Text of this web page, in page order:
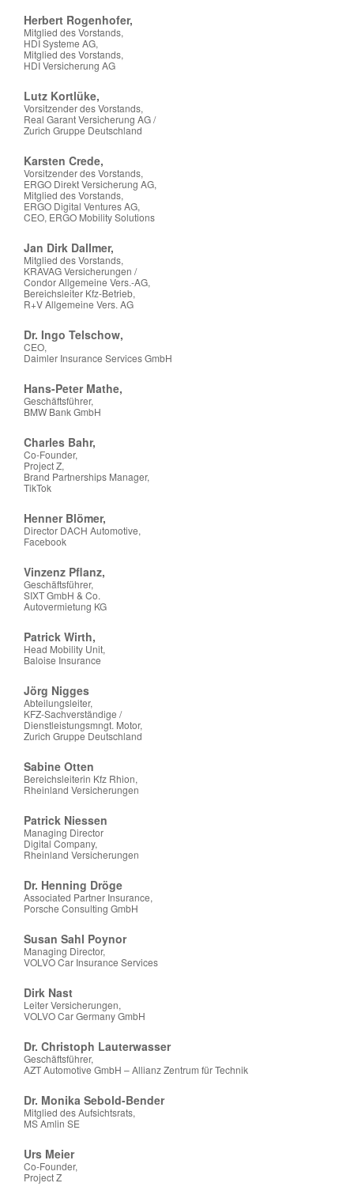
Herbert Rogenhofer,
Mitglied des Vorstands,
HDI Systeme AG,
Mitglied des Vorstands,
HDI Versicherung AG
Lutz Kortlüke,
Vorsitzender des Vorstands,
Real Garant Versicherung AG /
Zurich Gruppe Deutschland
Karsten Crede,
Vorsitzender des Vorstands,
ERGO Direkt Versicherung AG,
Mitglied des Vorstands,
ERGO Digital Ventures AG,
CEO, ERGO Mobility Solutions
Jan Dirk Dallmer,
Mitglied des Vorstands,
KRAVAG Versicherungen /
Condor Allgemeine Vers.-AG,
Bereichsleiter Kfz-Betrieb,
R+V Allgemeine Vers. AG
Dr. Ingo Telschow,
CEO,
Daimler Insurance Services GmbH
Hans-Peter Mathe,
Geschäftsführer,
BMW Bank GmbH
Charles Bahr,
Co-Founder,
Project Z,
Brand Partnerships Manager,
TikTok
Henner Blömer,
Director DACH Automotive,
Facebook
Vinzenz Pflanz,
Geschäftsführer,
SIXT GmbH & Co.
Autovermietung KG
Patrick Wirth,
Head Mobility Unit,
Baloise Insurance
Jörg Nigges
Abteilungsleiter,
KFZ-Sachverständige /
Dienstleistungsmngt. Motor,
Zurich Gruppe Deutschland
Sabine Otten
Bereichsleiterin Kfz Rhion,
Rheinland Versicherungen
Patrick Niessen
Managing Director
Digital Company,
Rheinland Versicherungen
Dr. Henning Dröge
Associated Partner Insurance,
Porsche Consulting GmbH
Susan Sahl Poynor
Managing Director,
VOLVO Car Insurance Services
Dirk Nast
Leiter Versicherungen,
VOLVO Car Germany GmbH
Dr. Christoph Lauterwasser
Geschäftsführer,
AZT Automotive GmbH – Allianz Zentrum für Technik
Dr. Monika Sebold-Bender
Mitglied des Aufsichtsrats,
MS Amlin SE
Urs Meier
Co-Founder,
Project Z